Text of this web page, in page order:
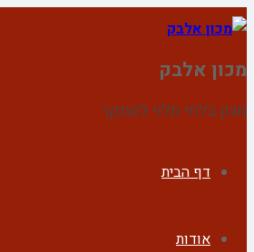
מכון אלבק
מכון בלתי תלוי למחקר
דף הבית
אודות